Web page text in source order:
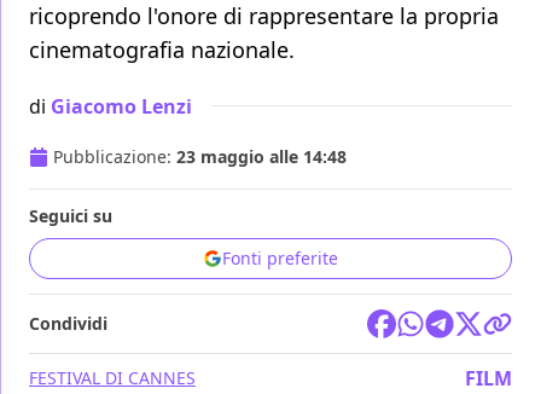
ricoprendo l'onore di rappresentare la propria
cinematografia nazionale.
di Giacomo Lenzi
Pubblicazione: 23 maggio alle 14:48
Seguici su
Fonti preferite
Condividi
FESTIVAL DI CANNES FILM